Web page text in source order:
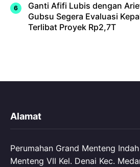
Ganti Afifi Lubis dengan
Gubsu Segera Evaluasi
Terlibat Proyek Rp2,7T
Alamat
Perumahan Grand Menteng
Menteng VII Kel. Denai Kec.